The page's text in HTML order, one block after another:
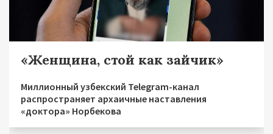
«Женщина, стой как зайчик»
Миллионный узбекский Telegram-канал
распространяет архаичные наставления
«доктора» Норбекова